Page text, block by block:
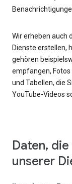
Wir erheben auch
Dienste erstellen,
gehören
empfangen, Fotos
und Tabellen, die
YouTube-Videos
Daten,
unserer